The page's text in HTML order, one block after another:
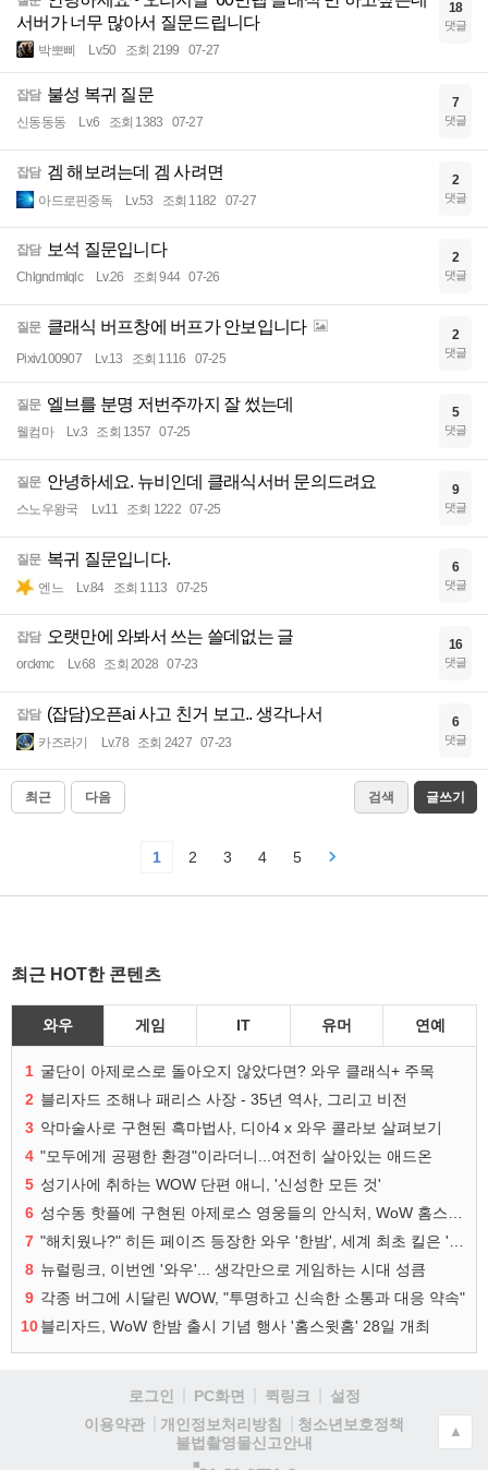
서버가 너무 많아서 질문드립니다
박뽀삐 Lv.50 조회 2199 07-27
18
댓글
잡담 불성 복귀 질문
신동동동 Lv.6 조회 1383 07-27
7
댓글
잡담 겜 해보려는데 겜 사려면
아드로핀중독 Lv.53 조회 1182 07-27
2
댓글
잡담 보석 질문입니다
Chlgndmlqlc Lv.26 조회 944 07-26
2
댓글
질문 클래식 버프창에 버프가 안보입니다
Pixiv100907 Lv.13 조회 1116 07-25
2
댓글
질문 엘브를 분명 저번주까지 잘 썼는데
웰컴마 Lv.3 조회 1357 07-25
5
댓글
질문 안녕하세요. 뉴비인데 클래식서버 문의드려요
스노우왕국 Lv.11 조회 1222 07-25
9
댓글
질문 복귀 질문입니다.
엔느 Lv.84 조회 1113 07-25
6
댓글
잡담 오랫만에 와봐서 쓰는 쓸데없는 글
orckmc Lv.68 조회 2028 07-23
16
댓글
잡담 (잡담)오픈ai 사고 친거 보고.. 생각나서
카즈라기 Lv.78 조회 2427 07-23
6
댓글
최근 다음 검색 글쓰기
1 2 3 4 5
최근 HOT한 콘텐츠
와우 게임 IT 유머 연예
1 굴단이 아제로스로 돌아오지 않았다면? 와우 클래식+ 주목
2 블리자드 조해나 패리스 사장 - 35년 역사, 그리고 비전
3 악마술사로 구현된 흑마법사, 디아4 x 와우 콜라보 살펴보기
4 "모두에게 공평한 환경"이라더니...여전히 살아있는 애드온
5 성기사에 취하는 WOW 단편 애니, '신성한 모든 것'
6
7
8 뉴럴링크, 이번엔 '와우'... 생각만으로 게임하는 시대 성큼
9 각종 버그에 시달린 WOW, "투명하고 신속한 소통과 대응 약속"
10블리자드, WoW 한밤 출시 기념 행사 '홈스윗홈' 28일 개최
로그인 PC화면 퀵링크
설정
이용약관
개인정보처리방침
청소년보호정책
불법촬영물신고안내
▲